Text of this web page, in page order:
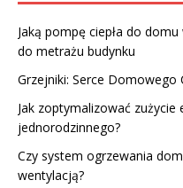
Jaką pompę ciepła do
do metrażu budynku
Grzejniki: Serce Domowego
Jak zoptymalizować
jednorodzinnego?
Czy system ogrzewania
wentylacją?